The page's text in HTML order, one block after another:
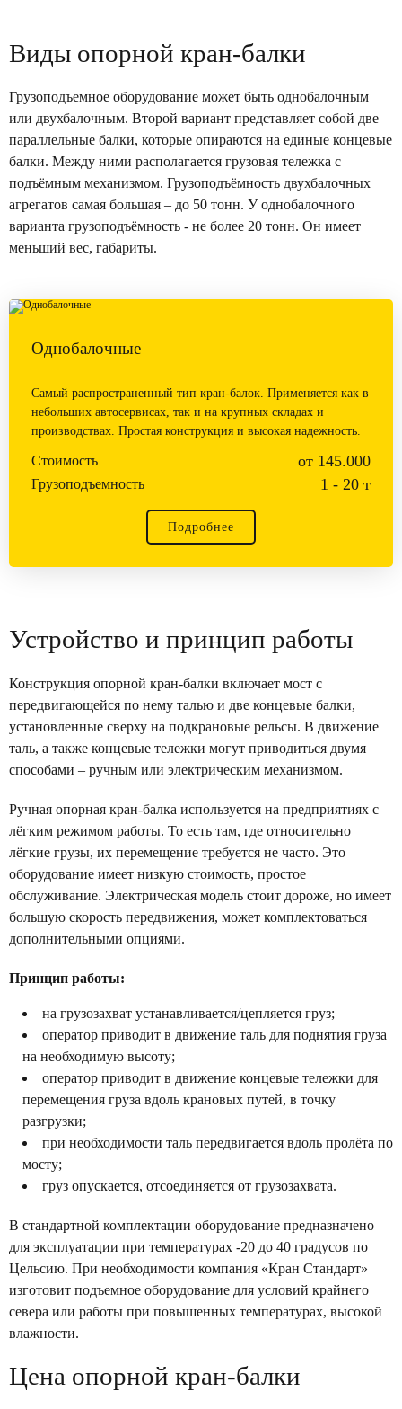
Виды опорной кран-балки
Грузоподъемное оборудование может быть однобалочным
или двухбалочным. Второй вариант представляет собой две
параллельные балки, которые опираются на единые концевые
балки. Между ними располагается грузовая тележка с
подъёмным механизмом. Грузоподъёмность двухбалочных
агрегатов самая большая – до 50 тонн. У однобалочного
варианта грузоподъёмность - не более 20 тонн. Он имеет
меньший вес, габариты.
Однобалочные
Самый распространенный тип кран-балок. Применяется как в
небольших автосервисах, так и на крупных складах и
производствах. Простая конструкция и высокая надежность.
Стоимость от 145.000
Грузоподъемность 1 - 20 т
Подробнее
Устройство и принцип работы
Конструкция опорной кран-балки включает мост с
передвигающейся по нему талью и две концевые балки,
установленные сверху на подкрановые рельсы. В движение
таль, а также концевые тележки могут приводиться двумя
способами – ручным или электрическим механизмом.
Ручная опорная кран-балка используется на предприятиях с
лёгким режимом работы. То есть там, где относительно
лёгкие грузы, их перемещение требуется не часто. Это
оборудование имеет низкую стоимость, простое
обслуживание. Электрическая модель стоит дороже, но имеет
большую скорость передвижения, может комплектоваться
дополнительными опциями.
Принцип работы:
на грузозахват устанавливается/цепляется груз;
оператор приводит в движение таль для поднятия груза
на необходимую высоту;
оператор приводит в движение концевые тележки для
перемещения груза вдоль крановых путей, в точку
разгрузки;
при необходимости таль передвигается вдоль пролёта по
мосту;
груз опускается, отсоединяется от грузозахвата.
В стандартной комплектации оборудование предназначено
для эксплуатации при температурах -20 до 40 градусов по
Цельсию. При необходимости компания «Кран Стандарт»
изготовит подъемное оборудование для условий крайнего
севера или работы при повышенных температурах, высокой
влажности.
Цена опорной кран-балки